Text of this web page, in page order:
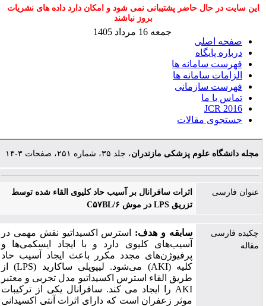
این سایت در حال حاضر پشتیبانی نمی شود و امکان دارد داده های نشریات
بروز نباشند
صفحه اصلی
درباره پایگاه
فهرست سامانه ها
الزامات سامانه ها
فهرست سازمانی
تماس با ما
JCR 2016
جستجوی مقالات
جمعه 16 مرداد 1405
مجله دانشگاه علوم پزشکی مازندران ، جلد ۳۵، شماره ۲۵۱، صفحات ۳-۱۴
عنوان فارسی
اثرات سافرانال بر آسیب حاد کلیوی القاء شده توسط
تزریق LPS در موش C۵۷BL/۶
چکیده فارسی
مقاله
سابقه و هدف: استرس اکسیداتیو نقش مهمی در
آسیب‌های کلیوی دارد و با ایجاد ایسکمی‌ها و
پرفیوژن‌های مجدد مکرر باعث ایجاد آسیب حاد
کلیه ( AKI
)می‌شود. لیپوپلی ساکارید ( LPS
)از
طریق القاء استرس اکسیداتیو مدل‌ تجربی و معتبر
AKIرا ایجاد می کند. سافرانال یکی از ترکیبات
موثر زعفران است که دارای اثرات آنتی اکسیدانی